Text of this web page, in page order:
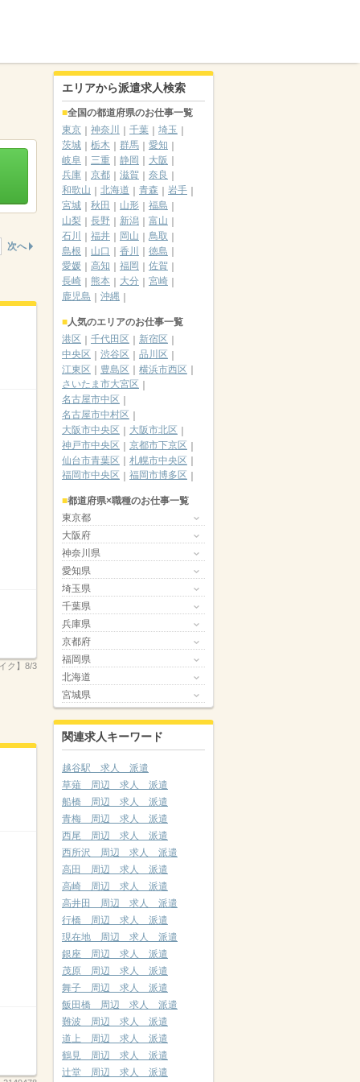
次へ
ク】8/3
エリアから派遣求人検索
全国の都道府県のお仕事一覧
東京
神奈川 千葉
埼玉
茨城
栃木 群馬
愛知
岐阜
三重 静岡
大阪
兵庫
京都 滋賀
奈良
和歌山
北海道 青森
岩手
宮城
秋田 山形
福島
山梨
長野 新潟
富山
石川
福井 岡山
鳥取
島根
山口 香川
徳島
愛媛
高知 福岡
佐賀
長崎
熊本 大分
宮崎
鹿児島
沖縄
人気のエリアのお仕事一覧
港区
千代田区
新宿区
中央区
渋谷区
品川区
江東区
豊島区
横浜市西区
さいたま市大宮区
名古屋市中区
名古屋市中村区
大阪市中央区
大阪市北区
神戸市中央区
京都市下京区
仙台市青葉区
札幌市中央区
福岡市中央区
福岡市博多区
都道府県×職種のお仕事一覧
東京都
大阪府
神奈川県
愛知県
埼玉県
千葉県
兵庫県
京都府
福岡県
北海道
宮城県
関連求人キーワード
越谷駅 求人 派遣
草薙 周辺 求人 派遣
船橋 周辺 求人 派遣
青梅 周辺 求人 派遣
西尾 周辺 求人 派遣
西所沢 周辺 求人 派遣
高田 周辺 求人 派遣
高崎 周辺 求人 派遣
高井田 周辺 求人 派遣
行橋 周辺 求人 派遣
現在地 周辺 求人 派遣
銀座 周辺 求人 派遣
茂原 周辺 求人 派遣
舞子 周辺 求人 派遣
飯田橋 周辺 求人 派遣
難波 周辺 求人 派遣
道上 周辺 求人 派遣
鶴見 周辺 求人 派遣
辻堂 周辺 求人 派遣